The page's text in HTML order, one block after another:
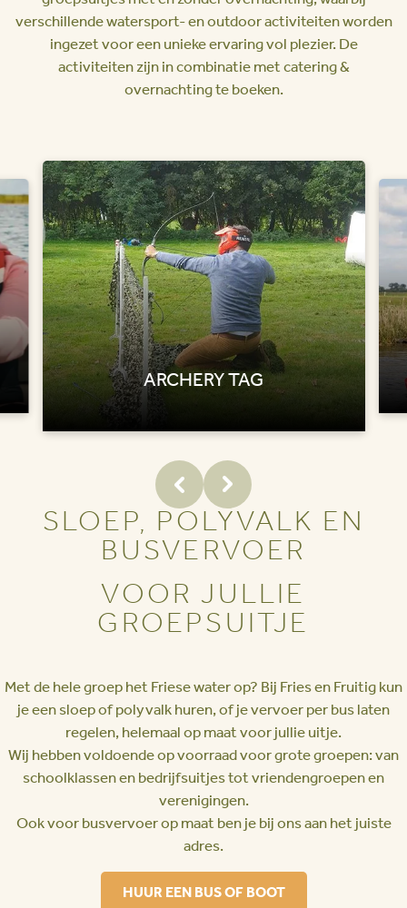
verschillende watersport- en outdoor activiteiten worden
ingezet voor een unieke ervaring vol plezier. De
activiteiten zijn in combinatie met catering &
overnachting te boeken.
ARCHERY TAG
SLOEP, POLYVALK EN
BUSVERVOER
VOOR JULLIE
GROEPSUITJE
Met de hele groep het Friese water op? Bij Fries en Fruitig kun
je een sloep of polyvalk huren, of je vervoer per bus laten
regelen, helemaal op maat voor jullie uitje.
Wij hebben voldoende op voorraad voor grote groepen: van
schoolklassen en bedrijfsuitjes tot vriendengroepen en
verenigingen.
Ook voor busvervoer op maat ben je bij ons aan het juiste
adres.
HUUR EEN BUS OF BOOT